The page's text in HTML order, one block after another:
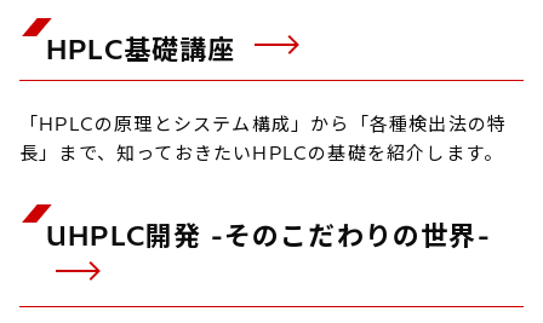
HPLC基礎講座
「HPLCの原理とシステム構成」から「各種検出法の特
長」まで、知っておきたいHPLCの基礎を紹介します。
UHPLC開発 -そのこだわりの世界-